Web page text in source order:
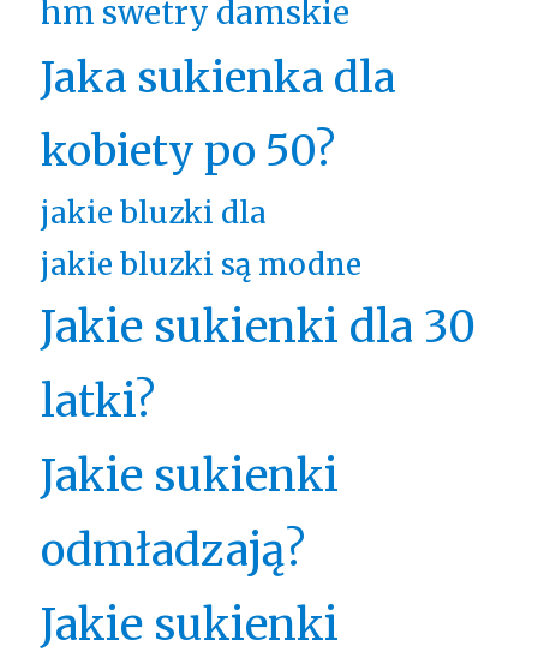
hm swetry damskie
Jaka sukienka dla
kobiety po 50?
jakie bluzki dla
jakie bluzki są modne
Jakie sukienki dla 30
latki?
Jakie sukienki
odmładzają?
Jakie sukienki